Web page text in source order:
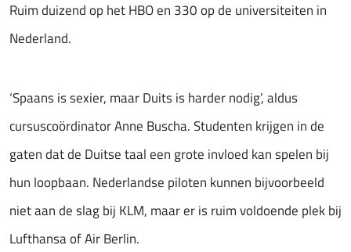
Ruim duizend op het HBO en 330 op de universiteiten in
Nederland.
‘Spaans is sexier, maar Duits is harder nodig’, aldus
cursuscoördinator Anne Buscha. Studenten krijgen in de
gaten dat de Duitse taal een grote invloed kan spelen bij
hun loopbaan. Nederlandse piloten kunnen bijvoorbeeld
niet aan de slag bij KLM, maar er is ruim voldoende plek bij
Lufthansa of Air Berlin.